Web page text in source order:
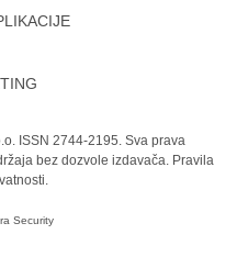
ISSN 2744-2195. Sva prava
bez dozvole izdavača. Pravila
Security